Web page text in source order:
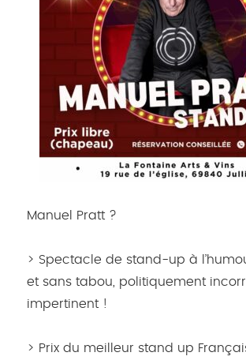
Manuel Pratt ?
> Spectacle de stand-up à
et sans tabou, politiquement
impertinent !
> Prix du meilleur stand up